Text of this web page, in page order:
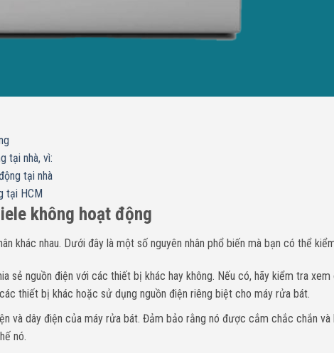
tại nhà, vì:
tại nhà
tại HCM
không hoạt động
khác nhau. Dưới đây là một số nguyên nhân phổ biến mà bạn có thể
sẻ nguồn điện với các thiết bị khác hay không. Nếu có, hãy kiểm tra
thiết bị khác hoặc sử dụng nguồn điện riêng biệt cho máy rửa bát.
và dây điện của máy rửa bát. Đảm bảo rằng nó được cắm chắc chắn và
nó.